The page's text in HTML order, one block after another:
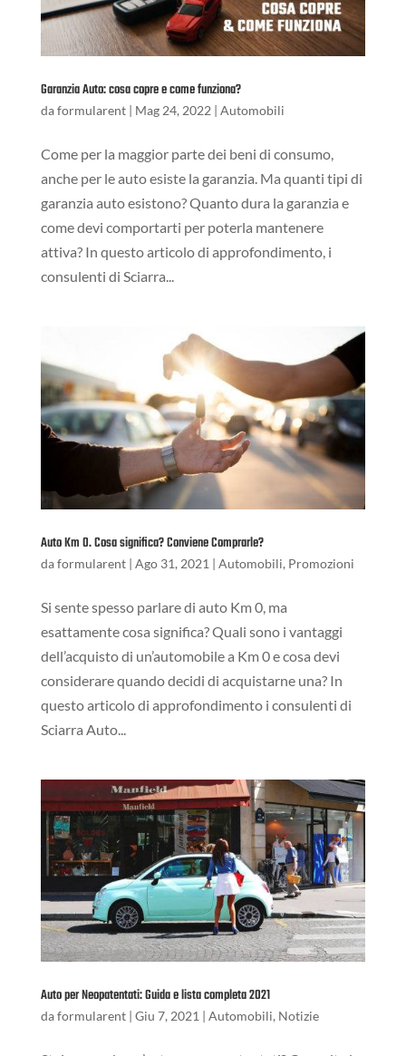
Garanzia Auto: cosa copre e come funziona?
daformularent| Mag 24, 2022 | Automobili
Come per la maggior parte dei beni di consumo,
anche per le auto esiste la garanzia. Ma quanti tipi di
garanzia auto esistono? Quanto dura la garanzia e
come devi comportarti per poterla mantenere
attiva? In questo articolo di approfondimento, i
consulenti di Sciarra...
Auto Km 0. Cosa significa? Conviene Comprarle?
daformularent| Ago 31, 2021 | Automobili, Promozioni
Si sente spesso parlare di auto Km 0, ma
esattamente cosa significa? Quali sono i vantaggi
dell’acquisto di un’automobile a Km 0 e cosa devi
considerare quando decidi di acquistarne una? In
questo articolo di approfondimento i consulenti di
Sciarra Auto...
Auto per Neopatentati: Guida e lista completa 2021
daformularent| Giu 7, 2021 | Automobili, Notizie